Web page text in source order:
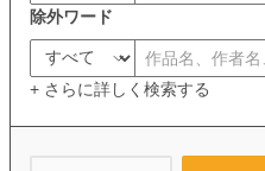
除外ワード
+ さらに詳しく検索する